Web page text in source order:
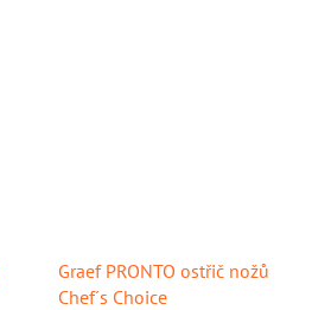
Graef PRONTO ostřič nožů
Chef´s Choice